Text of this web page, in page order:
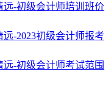
-初级会计师培训班价
-2023初级会计师报考
-初级会计师考试范围